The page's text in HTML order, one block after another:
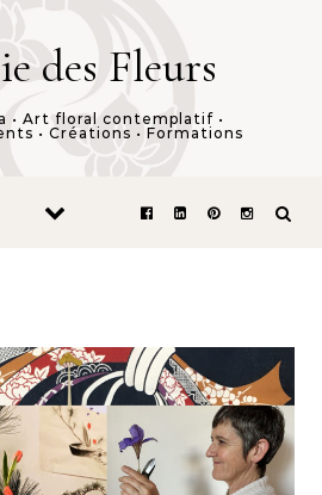
des Fleurs
• Art floral contemplatif •
• Créations • Formations